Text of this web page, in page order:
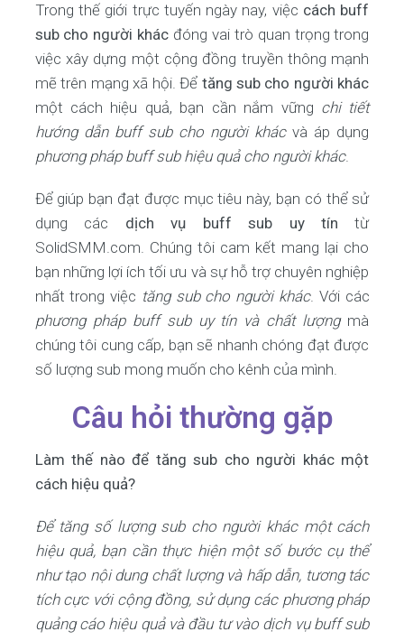
Trong thế giới trực tuyến ngày nay, việc cách buff
sub cho người khác đóng vai trò quan trọng trong
việc xây dựng một cộng đồng truyền thông mạnh
mẽ trên mạng xã hội. Để tăng sub cho người khác
một cách hiệu quả, bạn cần nắm vững chi tiết
hướng dẫn buff sub cho người khácvà áp dụng
phương pháp buff sub hiệu quả cho người khác.
Để giúp bạn đạt được mục tiêu này, bạn có thể sử
dụng các dịch vụ buff sub uy tín từ
SolidSMM.com. Chúng tôi cam kết mang lại cho
bạn những lợi ích tối ưu và sự hỗ trợ chuyên nghiệp
nhất trong việc tăng sub cho người khác. Với các
phương pháp buff sub uy tín và chất lượngmà
chúng tôi cung cấp, bạn sẽ nhanh chóng đạt được
số lượng sub mong muốn cho kênh của mình.
Câu hỏi thường gặp
Làm thế nào để tăng sub cho người khác một
cách hiệu quả?
Để tăng số lượng sub cho người khác một cách
hiệu quả, bạn cần thực hiện một số bước cụ thể
như tạo nội dung chất lượng và hấp dẫn, tương tác
tích cực với cộng đồng, sử dụng các phương pháp
quảng cáo hiệu quả và đầu tư vào dịch vụ buff sub